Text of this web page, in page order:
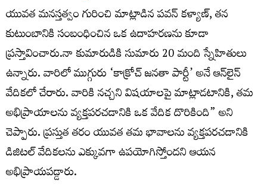
యువత మనస్తత్వం గురించి మాట్లాడిన పవన్ కళ్యాణ్, తన
కుటుంబానికి సంబంధించిన ఒక ఉదాహరణను కూడా
ప్రస్తావించారు.నా కుమారుడికి సుమారు 20 మంది స్నేహితులు
ఉన్నారు. వారిలో ముగ్గురు ‘కాక్రోచ్ జనతా పార్టీ’ అనే ఆన్‌లైన్
వేదికలో చేరారు. వారికి నచ్చని విషయాలపై మాట్లాడటానికి, తమ
అభిప్రాయాలను వ్యక్తపరచడానికి ఒక వేదిక దొరికింది” అని
చెప్పారు. ప్రస్తుత తరం యువత తమ భావాలను వ్యక్తపరచడానికి
డిజిటల్ వేదికలను ఎక్కువగా ఉపయోగిస్తోందని ఆయన
అభిప్రాయపడ్డారు.